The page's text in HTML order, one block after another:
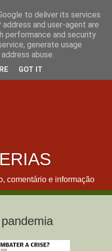
comentário e informação
to deliver its services
and user-agent are
performance and security
generate usage
abuse.
GOT IT